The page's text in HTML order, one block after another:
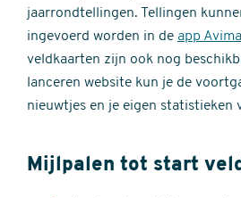
jaarrondtellingen. Tellingen
ingevoerd worden in de app
veldkaarten zijn ook nog
lanceren website kun je de
nieuwtjes en je eigen statistieken
Mijlpalen tot start